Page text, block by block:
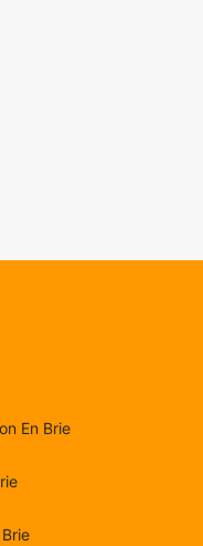
En Brie